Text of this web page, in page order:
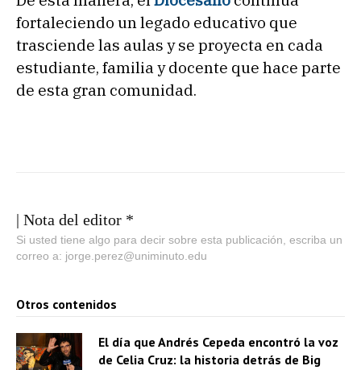
fortaleciendo un legado educativo que
trasciende las aulas y se proyecta en cada
estudiante, familia y docente que hace parte
de esta gran comunidad.
| Nota del editor *
Si usted tiene algo para decir sobre esta publicación, escriba un
correo a: jorge.perez@uniminuto.edu
Otros contenidos
El día que Andrés Cepeda encontró la voz
de Celia Cruz: la historia detrás de Big